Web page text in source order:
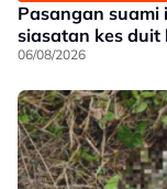
Pasangan
siasatan kes duit
06/08/2026